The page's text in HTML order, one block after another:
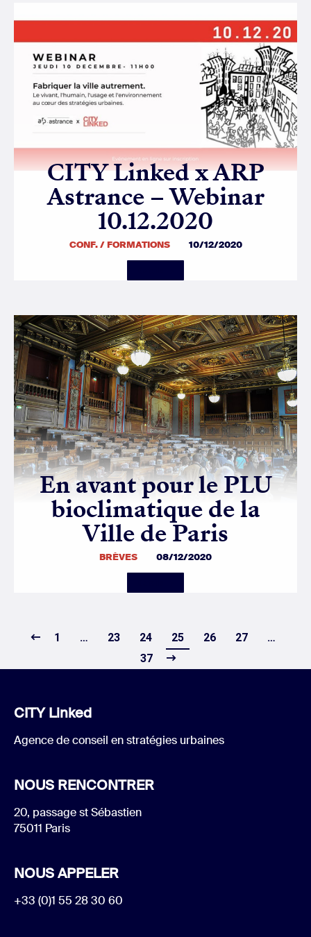
CITY Linked x ARP
Astrance – Webinar
10.12.2020
CONF. / FORMATIONS 10/12/2020
En avant pour le PLU
bioclimatique de la
Ville de Paris
BRÈVES 08/12/2020
1 … 23 24 25 26 27
…
37
CITY Linked
Agence de conseil en stratégies urbaines
NOUS RENCONTRER
20, passage st Sébastien
75011 Paris
NOUS APPELER
+33 (0)1 55 28 30 60